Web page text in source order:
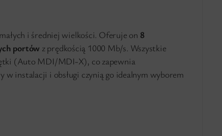
i średniej wielkości. Oferuje on 8
portów z prędkością 1000 Mb/s. Wszystkie
(Auto MDI/MDI-X), co zapewnia
w instalacji i obsługi czynią go idealnym wyborem